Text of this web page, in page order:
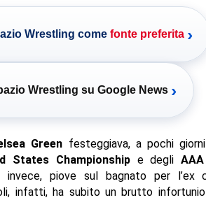
Wrestling come fonte preferita ›
Wrestling su Google News ›
Green festeggiava, a pochi
States Championshipe degli
invece, piove sul bagnato per l’ex
infatti, ha subito un brutto